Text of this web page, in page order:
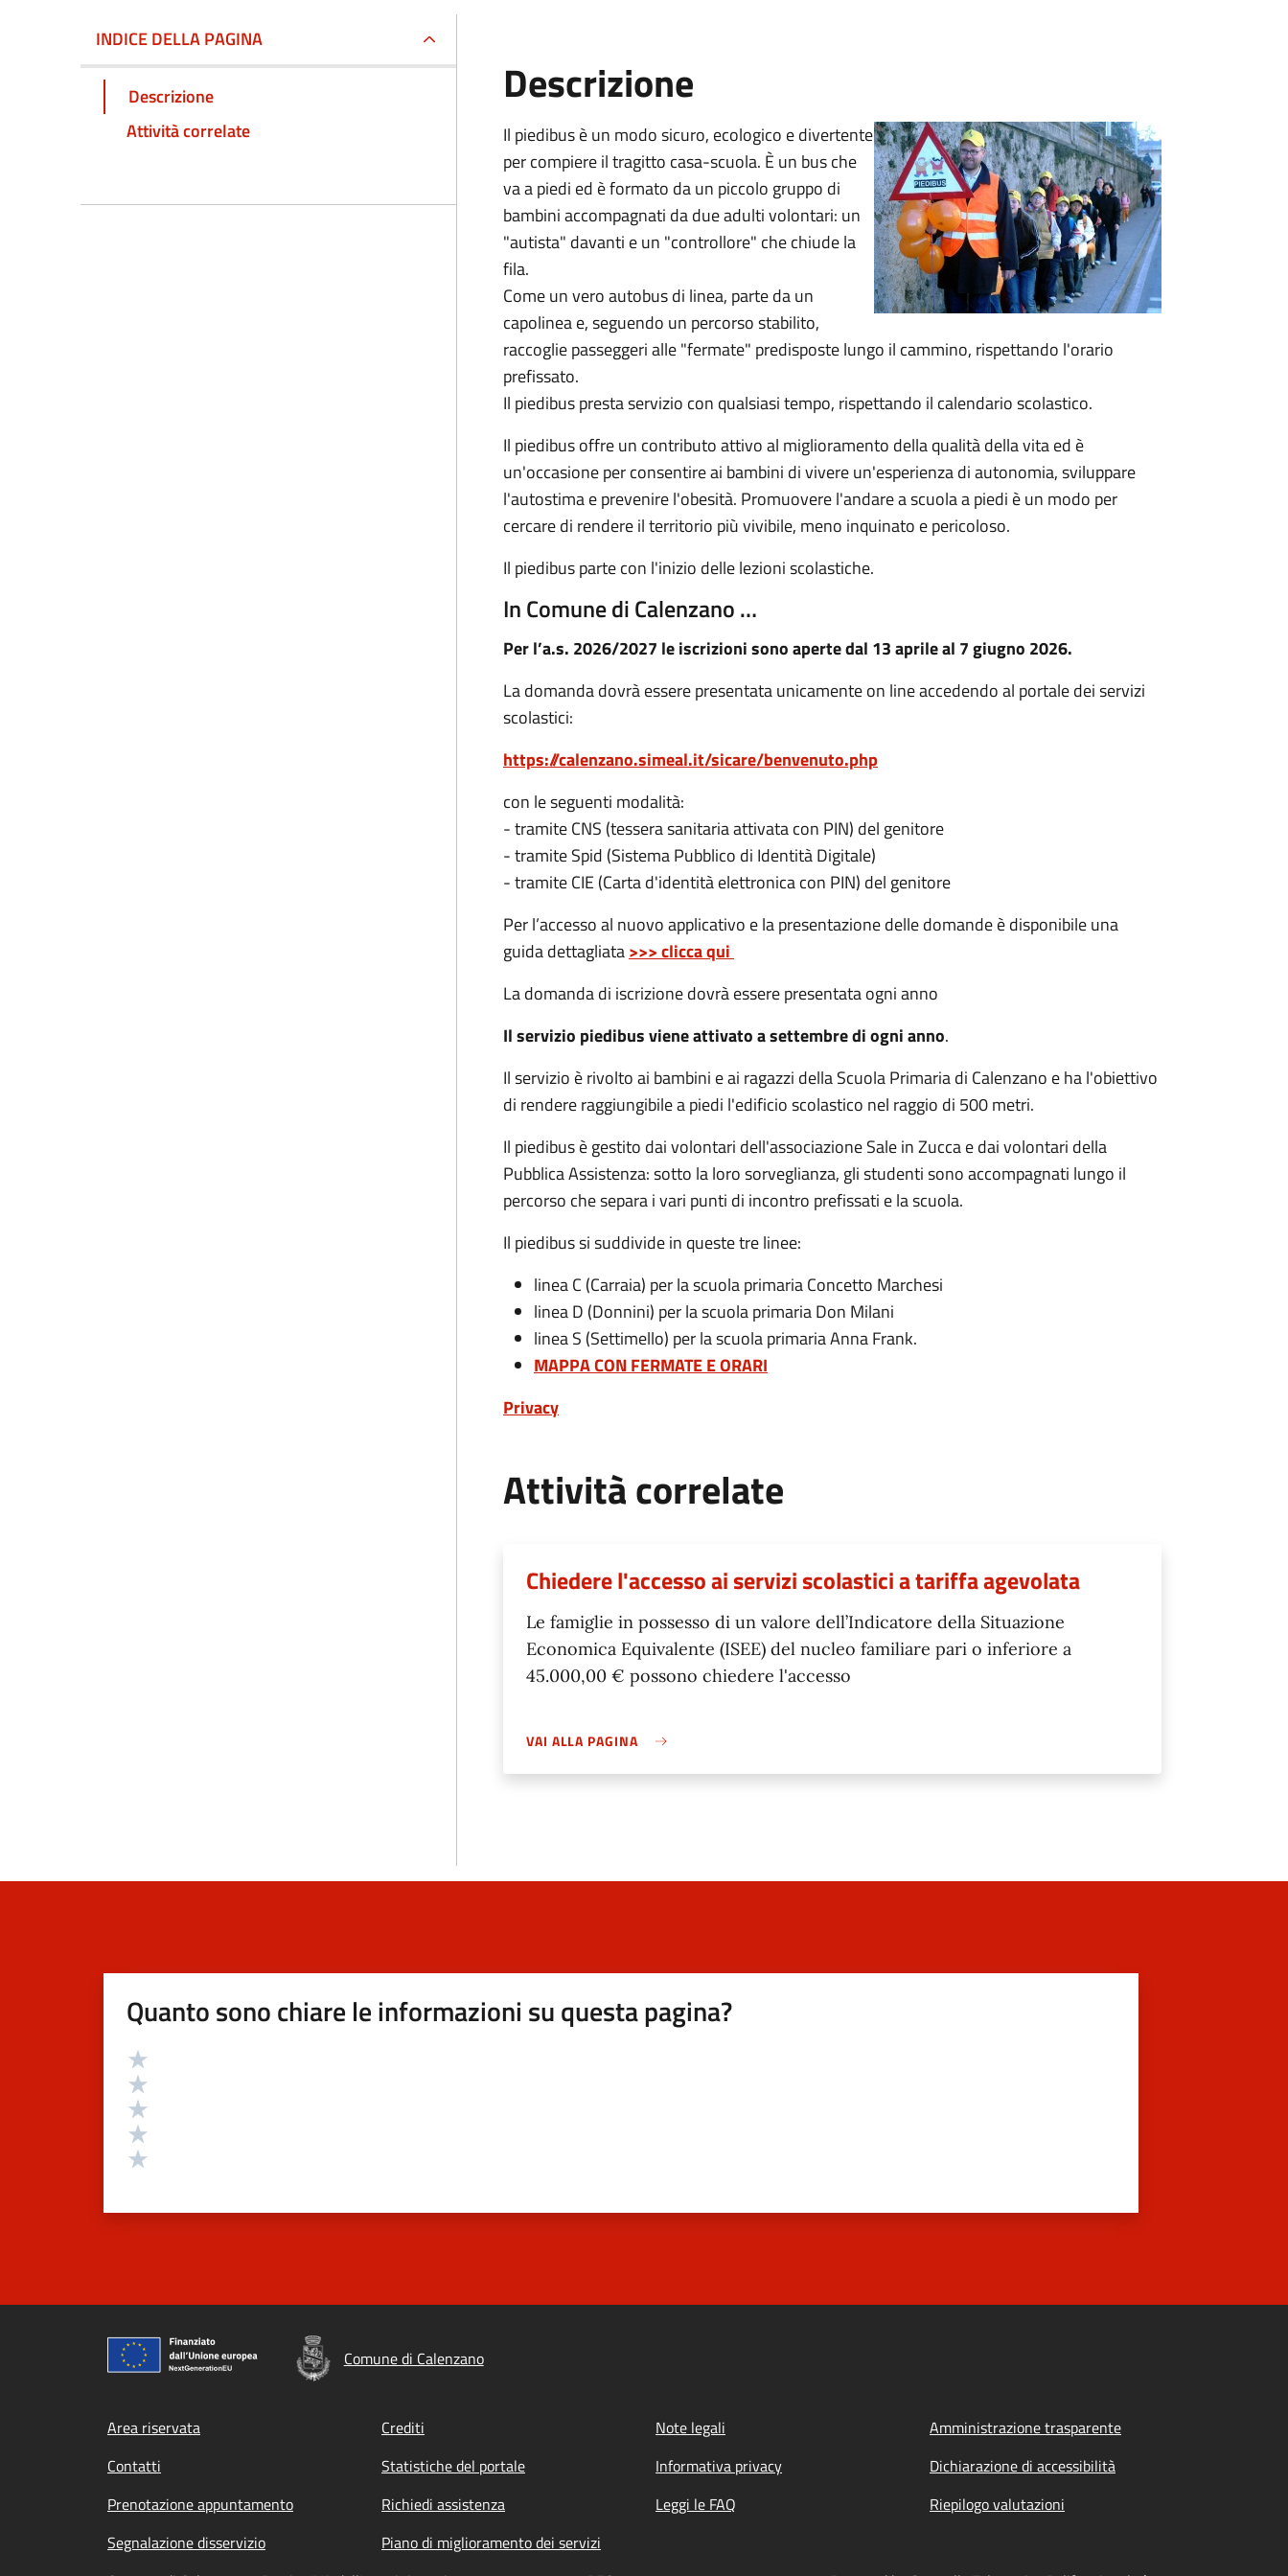
INDICE DELLA PAGINA
Descrizione
Attività correlate
Descrizione
Il piedibus è un modo sicuro, ecologico e divertente
per compiere il tragitto casa-scuola. È un bus che
va a piedi ed è formato da un piccolo gruppo di
bambini accompagnati da due adulti volontari: un
"autista" davanti e un "controllore" che chiude la
fila.
Come un vero autobus di linea, parte da un
capolinea e, seguendo un percorso stabilito,
raccoglie passeggeri alle "fermate" predisposte lungo il cammino, rispettando l'orario
prefissato.
Il piedibus presta servizio con qualsiasi tempo, rispettando il calendario scolastico.
Il piedibus offre un contributo attivo al miglioramento della qualità della vita ed è
un'occasione per consentire ai bambini di vivere un'esperienza di autonomia, sviluppare
l'autostima e prevenire l'obesità. Promuovere l'andare a scuola a piedi è un modo per
cercare di rendere il territorio più vivibile, meno inquinato e pericoloso.
Il piedibus parte con l'inizio delle lezioni scolastiche.
In Comune di Calenzano …
Per l’a.s. 2026/2027 le iscrizioni sono aperte dal 13 aprile al 7 giugno 2026.
La domanda dovrà essere presentata unicamente on line accedendo al portale dei servizi
scolastici:
https://calenzano.simeal.it/sicare/benvenuto.php
con le seguenti modalità:
- tramite CNS (tessera sanitaria attivata con PIN) del genitore
- tramite Spid (Sistema Pubblico di Identità Digitale)
- tramite CIE (Carta d'identità elettronica con PIN) del genitore
Per l’accesso al nuovo applicativo e la presentazione delle domande è disponibile una
guida dettagliata>>> clicca qui
La domanda di iscrizione dovrà essere presentata ogni anno
Il servizio piedibus viene attivato a settembre di ogni anno.
Il servizio è rivolto ai bambini e ai ragazzi della Scuola Primaria di Calenzano e ha l'obiettivo
di rendere raggiungibile a piedi l'edificio scolastico nel raggio di 500 metri.
Il piedibus è gestito dai volontari dell'associazione Sale in Zucca e dai volontari della
Pubblica Assistenza: sotto la loro sorveglianza, gli studenti sono accompagnati lungo il
percorso che separa i vari punti di incontro prefissati e la scuola.
Il piedibus si suddivide in queste tre linee:
linea C (Carraia) per la scuola primaria Concetto Marchesi
linea D (Donnini) per la scuola primaria Don Milani
linea S (Settimello) per la scuola primaria Anna Frank.
MAPPA CON FERMATE E ORARI
Privacy
Attività correlate
Chiedere l'accesso ai servizi scolastici a tariffa agevolata
Le famiglie in possesso di un valore dell’Indicatore della Situazione
Economica Equivalente (ISEE) del nucleo familiare pari o inferiore a
45.000,00 € possono chiedere l'accesso
VAI ALLA PAGINA
Quanto sono chiare le informazioni su questa pagina?
Valutazione
Comune di Calenzano
Footer menu
Area riservata Crediti Note legali
Amministrazione trasparente
Contatti
Statistiche del portale Informativa privacy
Dichiarazione di accessibilità
Prenotazione appuntamento
Richiedi assistenza Leggi le FAQ
Riepilogo valutazioni
Segnalazione disservizio
Piano di miglioramento dei servizi